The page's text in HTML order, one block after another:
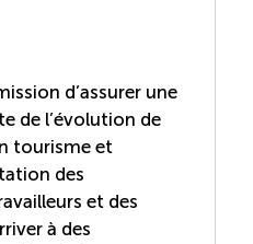
d’assurer une
de l’évolution de
tourisme et
des
et des
à des